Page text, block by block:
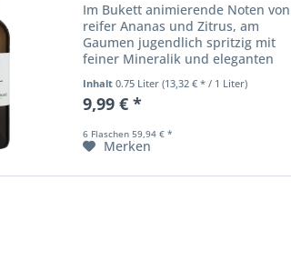
Im Bukett animierende Noten von
reifer Ananas und Zitrus, am
Gaumen jugendlich spritzig mit
feiner Mineralik und eleganten
Fruchtnoten getragen von einem
zarten Mandelton, mit langem
Nachhall
Inhalt 0.75 Liter (13,32 € * / 1 Liter)
9,99 € *
6 Flaschen 59,94 € *
Merken